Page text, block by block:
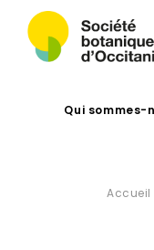
Qui sommes-
Accueil